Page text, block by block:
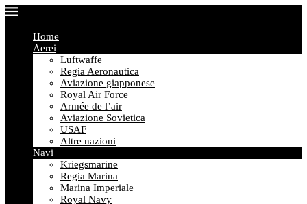
Home
Aerei
Luftwaffe
Regia Aeronautica
Aviazione giapponese
Royal Air Force
Armée de l’air
Aviazione Sovietica
USAF
Altre nazioni
Navi
Kriegsmarine
Regia Marina
Marina Imperiale
Royal Navy